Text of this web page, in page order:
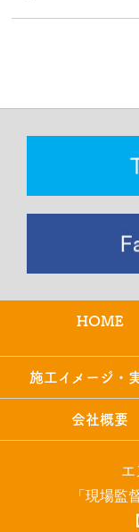
HOME
施工イメージ・
会社概要
エ
「現場監